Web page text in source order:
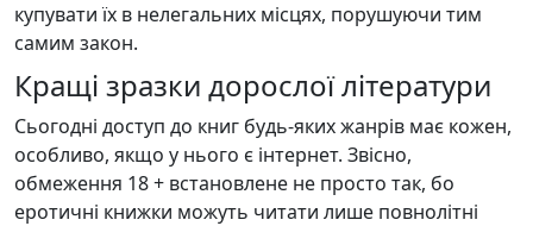
купувати їх в нелегальних місцях, порушуючи тим
самим закон.
Кращі зразки дорослої літератури
Сьогодні доступ до книг будь-яких жанрів має кожен,
особливо, якщо у нього є інтернет. Звісно,
обмеження 18 + встановлене не просто так, бо
еротичні книжки можуть читати лише повнолітні